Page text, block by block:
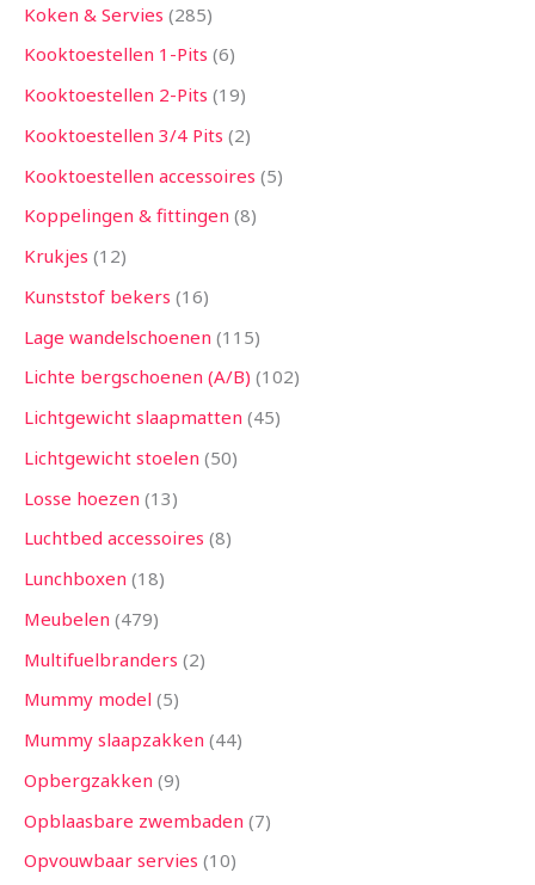
Koken & Servies 285
Kooktoestellen 1-Pits 6
Kooktoestellen 2-Pits 19
Kooktoestellen 3/4 Pits 2
Kooktoestellen accessoires 5
Koppelingen & fittingen 8
Krukjes 12
Kunststof bekers 16
Lage wandelschoenen 115
Lichte bergschoenen (A/B) 102
Lichtgewicht slaapmatten 45
Lichtgewicht stoelen 50
Losse hoezen 13
Luchtbed accessoires 8
Lunchboxen 18
Meubelen 479
Multifuelbranders 2
Mummy model 5
Mummy slaapzakken 44
Opbergzakken 9
Opblaasbare zwembaden 7
Opvouwbaar servies 10